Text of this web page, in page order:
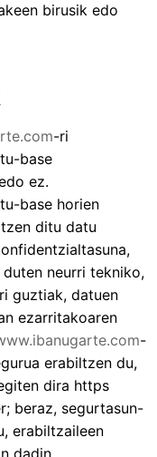
birusik edo
-ri
base
ez.
base horien
ditu datu
neurri tekniko,
guztiak, datuen
ezarritakoaren
-
erabiltzen du,
dira https
beraz, segurtasun-
erabiltzaileen
dadin.